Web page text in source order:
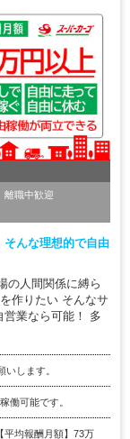
離職中歓迎
そんな理想的で自由
人間関係に縛ら
作りたい そんなサ
営業なら可能！ 多
します。
働可能です。
平均報酬月額】73万